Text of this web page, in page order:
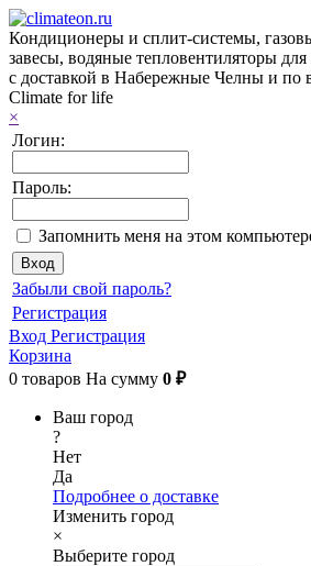
Кондиционеры и сплит-системы,
завесы, водяные тепловентиляторы
с доставкой в Набережные Челны и по
Climate for life
×
Логин:
Пароль:
Запомнить меня на этом
Забыли свой пароль?
Регистрация
Вход Регистрация
Корзина
0 товаров На сумму 0 ₽
Ваш город
?
Нет
Да
Подробнее о доставке
Изменить город
×
Выберите город